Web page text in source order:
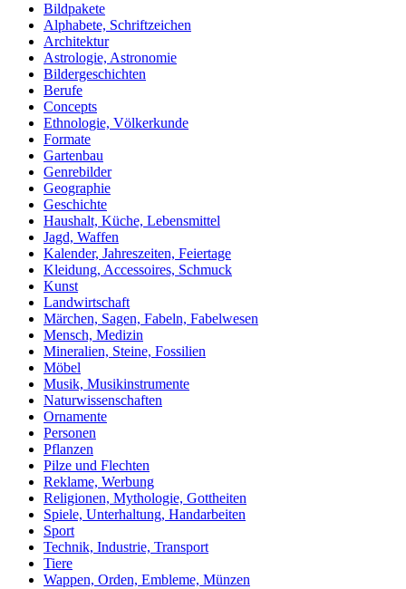
Bildpakete
Alphabete, Schriftzeichen
Architektur
Astrologie, Astronomie
Bildergeschichten
Berufe
Concepts
Ethnologie, Völkerkunde
Formate
Gartenbau
Genrebilder
Geographie
Geschichte
Haushalt, Küche, Lebensmittel
Jagd, Waffen
Kalender, Jahreszeiten, Feiertage
Kleidung, Accessoires, Schmuck
Kunst
Landwirtschaft
Märchen, Sagen, Fabeln, Fabelwesen
Mensch, Medizin
Mineralien, Steine, Fossilien
Möbel
Musik, Musikinstrumente
Naturwissenschaften
Ornamente
Personen
Pflanzen
Pilze und Flechten
Reklame, Werbung
Religionen, Mythologie, Gottheiten
Spiele, Unterhaltung, Handarbeiten
Sport
Technik, Industrie, Transport
Tiere
Wappen, Orden, Embleme, Münzen